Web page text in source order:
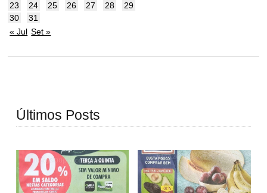
23
24 25 26 27 28
29
30
31
« Jul Set »
Últimos Posts